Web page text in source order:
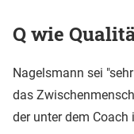
Q wie
Nagelsmann sei
das
der unter dem